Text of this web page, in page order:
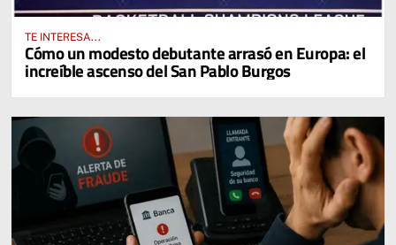
TE INTERESA...
Cómo un modesto debutante arrasó en Europa: el
increíble ascenso del San Pablo Burgos